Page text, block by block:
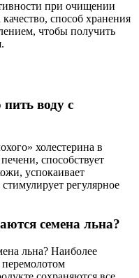
при очищении
способ хранения
чтобы получить
пить воду с
холестерина в
способствует
успокаивает
регулярное
семена льна?
льна? Наиболее